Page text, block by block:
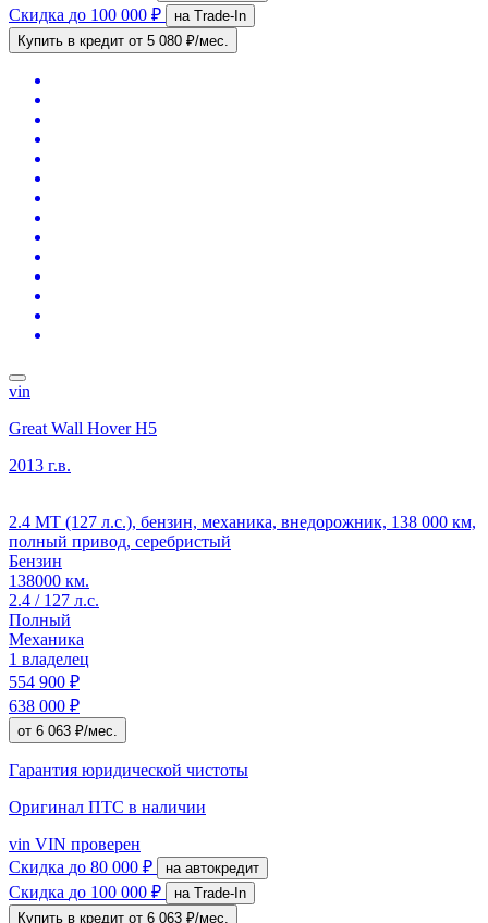
Скидка до 100 000 ₽
на Trade-In
Купить в кредит от 5 080 ₽/мес.
vin
Great Wall Hover H5
2013 г.в.
2.4 MT (127 л.с.), бензин, механика, внедорожник, 138 000 км,
полный привод, серебристый
Бензин
138000 км.
2.4 / 127 л.с.
Полный
Механика
1 владелец
554 900 ₽
638 000 ₽
от 6 063 ₽/мес.
Гарантия юридической чистоты
Оригинал ПТС в наличии
vin VIN проверен
Скидка до 80 000 ₽ на автокредит
Скидка до 100 000 ₽
на Trade-In
Купить в кредит от 6 063 ₽/мес.